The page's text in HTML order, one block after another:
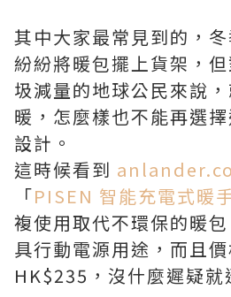
其中大家最常見到的，
紛紛將暖包擺上貨架，
圾減量的地球公民來說
暖，怎麼樣也不能再選
設計。
這時候看到
「PISEN 智能充電式暖
複使用取代不環保的暖
具行動電源用途，而且
HK$235，沒什麼遲疑就